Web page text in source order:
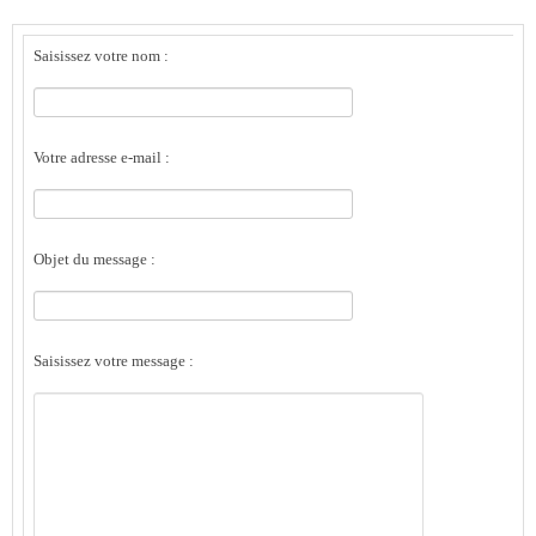
Saisissez votre nom :
Votre adresse e-mail :
Objet du message :
Saisissez votre message :